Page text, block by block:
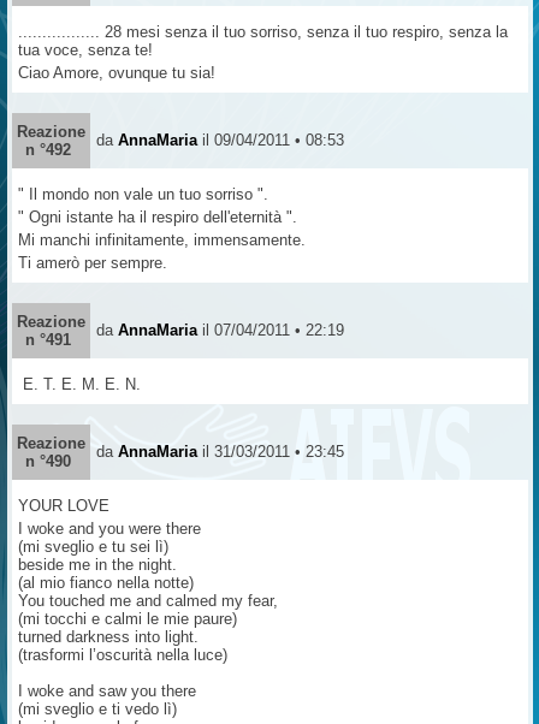
................. 28 mesi senza il tuo sorriso, senza il tuo respiro, senza la
tua voce, senza te!
Ciao Amore, ovunque tu sia!
Reazione
n °492
da AnnaMaria il 09/04/2011 • 08:53
" Il mondo non vale un tuo sorriso ".
" Ogni istante ha il respiro dell'eternità ".
Mi manchi infinitamente, immensamente.
Ti amerò per sempre.
Reazione
n °491
da AnnaMaria il 07/04/2011 • 22:19
E. T. E. M. E. N.
Reazione
n °490
da AnnaMaria il 31/03/2011 • 23:45
YOUR LOVE
I woke and you were there
(mi sveglio e tu sei lì)
beside me in the night.
(al mio fianco nella notte)
You touched me and calmed my fear,
(mi tocchi e calmi le mie paure)
turned darkness into light.
(trasformi l’oscurità nella luce)
I woke and saw you there
(mi sveglio e ti vedo lì)